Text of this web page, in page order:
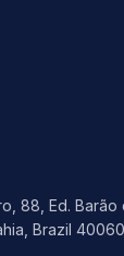
88, Ed. Barão
Brazil